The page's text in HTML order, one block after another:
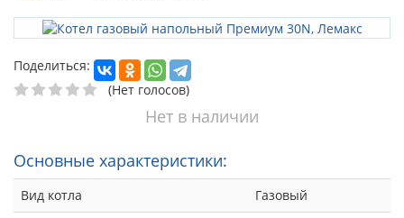
Поделиться:
(Нет голосов)
Нет в наличии
Основные характеристики:
Вид котла
Газовый